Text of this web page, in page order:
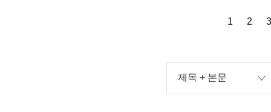
1 2 3
제목 + 본문